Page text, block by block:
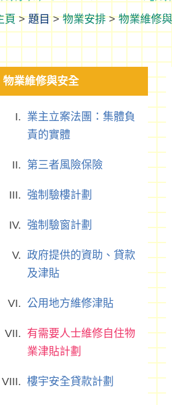
>題目>物業安排>物業維修
物業維修與安全
業主立案法團：集體負
責的實體
第三者風險保險
強制驗樓計劃
強制驗窗計劃
政府提供的資助、貸款
及津貼
公用地方維修津貼
有需要人士維修自住物
業津貼計劃
樓宇安全貸款計劃